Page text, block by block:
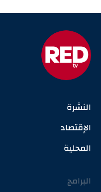
النشرة
الإقتصاد
المحلية
البرامج